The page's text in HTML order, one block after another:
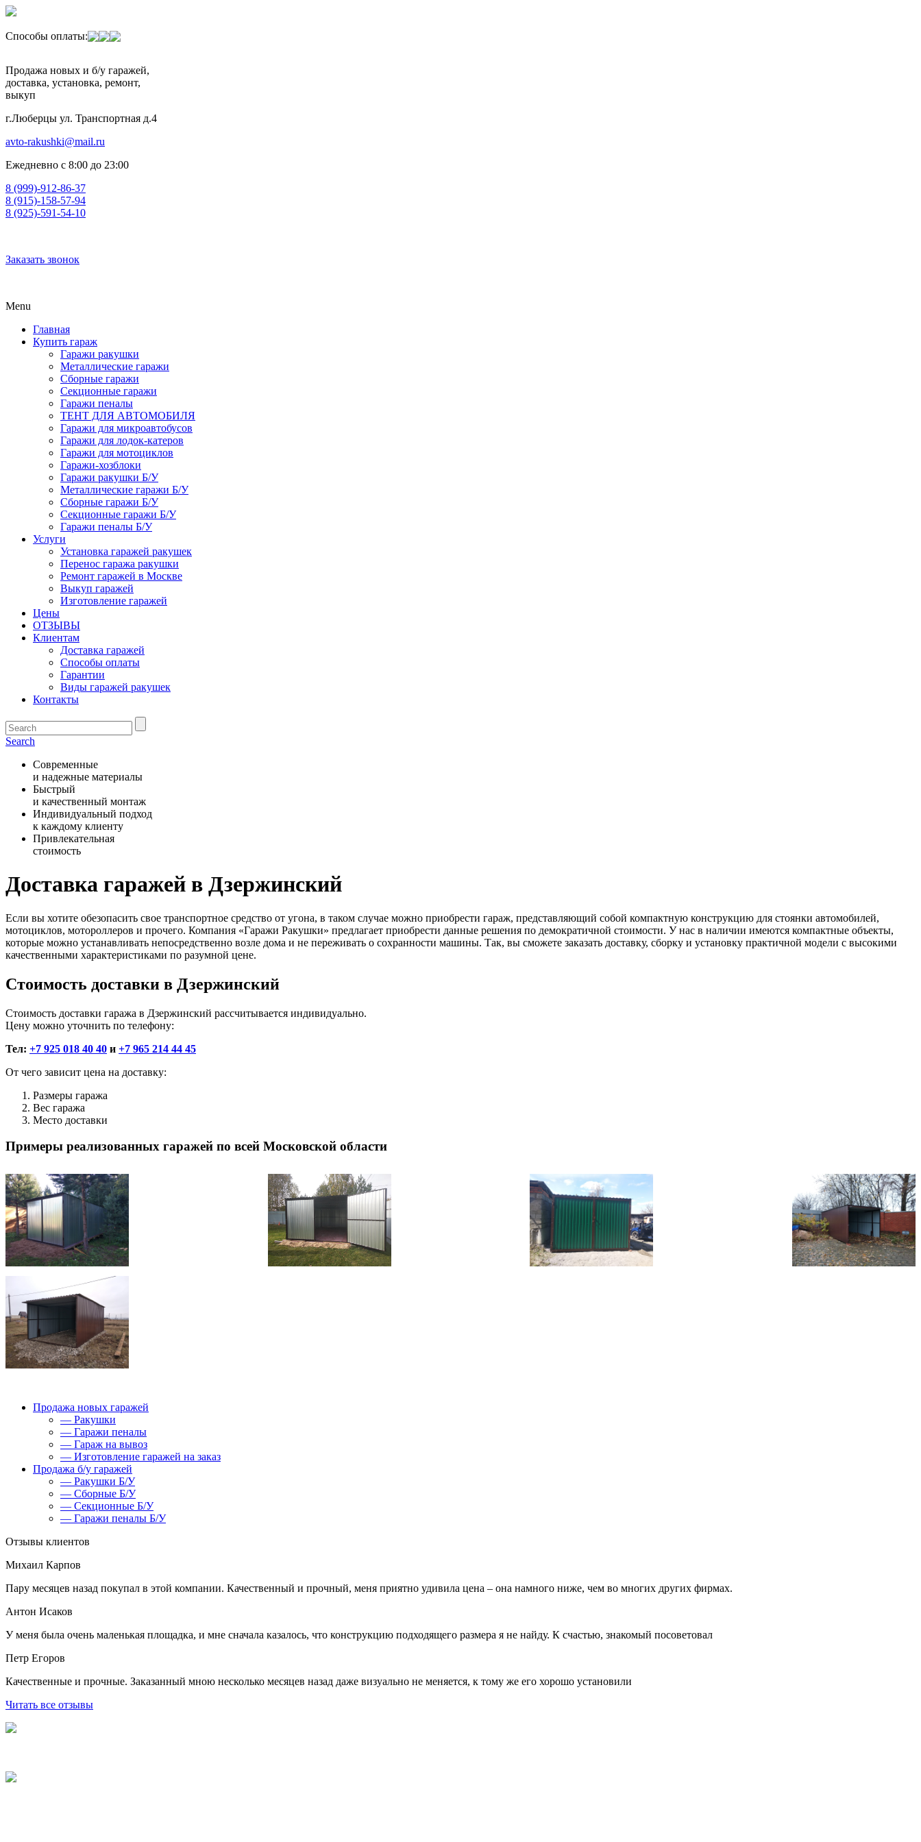
Способы оплаты:
Продажа новых и б/у гаражей,
доставка, установка, ремонт,
выкуп
г.Люберцы ул. Транспортная д.4
avto-rakushki@mail.ru
Ежедневно с 8:00 до 23:00
8 (999)-912-86-37
8 (915)-158-57-94
8 (925)-591-54-10
Заказать звонок
Menu
Главная
Купить гараж
Гаражи ракушки
Металлические гаражи
Сборные гаражи
Секционные гаражи
Гаражи пеналы
ТЕНТ ДЛЯ АВТОМОБИЛЯ
Гаражи для микроавтобусов
Гаражи для лодок-катеров
Гаражи для мотоциклов
Гаражи-хозблоки
Гаражи ракушки Б/У
Металлические гаражи Б/У
Сборные гаражи Б/У
Секционные гаражи Б/У
Гаражи пеналы Б/У
Услуги
Установка гаражей ракушек
Перенос гаража ракушки
Ремонт гаражей в Москве
Выкуп гаражей
Изготовление гаражей
Цены
ОТЗЫВЫ
Клиентам
Доставка гаражей
Способы оплаты
Гарантии
Виды гаражей ракушек
Контакты
Search
Современные
и надежные материалы
Быстрый
и качественный монтаж
Индивидуальный подход
к каждому клиенту
Привлекательная
стоимость
Доставка гаражей в Дзержинский
Если вы хотите обезопасить свое транспортное средство от угона, в таком случае можно приобрести гараж, представляющий собой компактную конструкцию для стоянки автомобилей,
мотоциклов, мотороллеров и прочего. Компания «Гаражи Ракушки» предлагает приобрести данные решения по демократичной стоимости. У нас в наличии имеются компактные объекты,
которые можно устанавливать непосредственно возле дома и не переживать о сохранности машины. Так, вы сможете заказать доставку, сборку и установку практичной модели с высокими
качественными характеристиками по разумной цене.
Стоимость доставки в Дзержинский
Стоимость доставки гаража в Дзержинский рассчитывается индивидуально.
Цену можно уточнить по телефону:
Тел: +7 925 018 40 40 и +7 965 214 44 45
От чего зависит цена на доставку:
Размеры гаража
Вес гаража
Место доставки
Примеры реализованных гаражей по всей Московской области
Продажа новых гаражей
— Ракушки
— Гаражи пеналы
— Гараж на вывоз
— Изготовление гаражей на заказ
Продажа б/у гаражей
— Ракушки Б/У
— Сборные Б/У
— Секционные Б/У
— Гаражи пеналы Б/У
Отзывы клиентов
Михаил Карпов
Пару месяцев назад покупал в этой компании. Качественный и прочный, меня приятно удивила цена – она намного ниже, чем во многих других фирмах.
Антон Исаков
У меня была очень маленькая площадка, и мне сначала казалось, что конструкцию подходящего размера я не найду. К счастью, знакомый посоветовал
Петр Егоров
Качественные и прочные. Заказанный мною несколько месяцев назад даже визуально не меняется, к тому же его хорошо установили
Читать все отзывы